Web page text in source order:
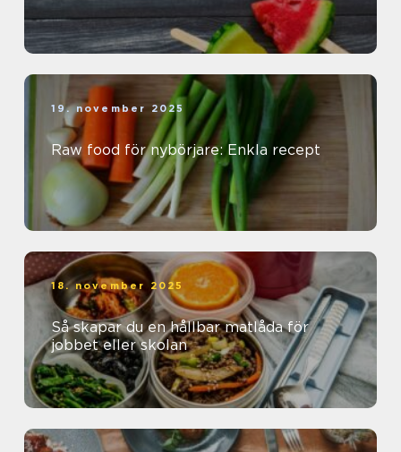
19. november 2025
Raw food för nybörjare: Enkla recept
18. november 2025
Så skapar du en hållbar matlåda för
jobbet eller skolan